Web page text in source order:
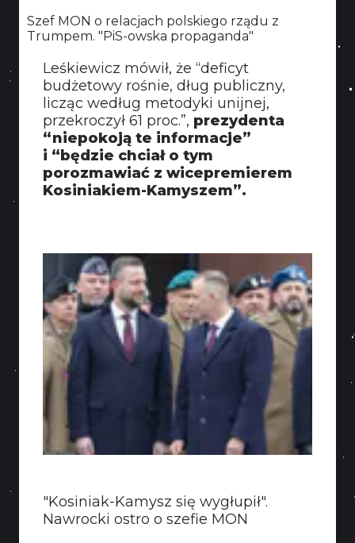
Szef MON o relacjach polskiego rządu z
Trumpem. "PiS-owska propaganda"
Leśkiewicz mówił, że “deficyt
budżetowy rośnie, dług publiczny,
licząc według metodyki unijnej,
przekroczył 61 proc.”, prezydenta
“niepokoją te informacje”
i “będzie chciał o tym
porozmawiać z wicepremierem
Kosiniakiem-Kamyszem”.
"Kosiniak-Kamysz się wygłupił".
Nawrocki ostro o szefie MON